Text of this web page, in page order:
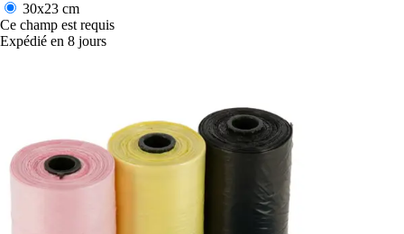
30x23 cm
Ce champ est requis
Expédié en 8 jours